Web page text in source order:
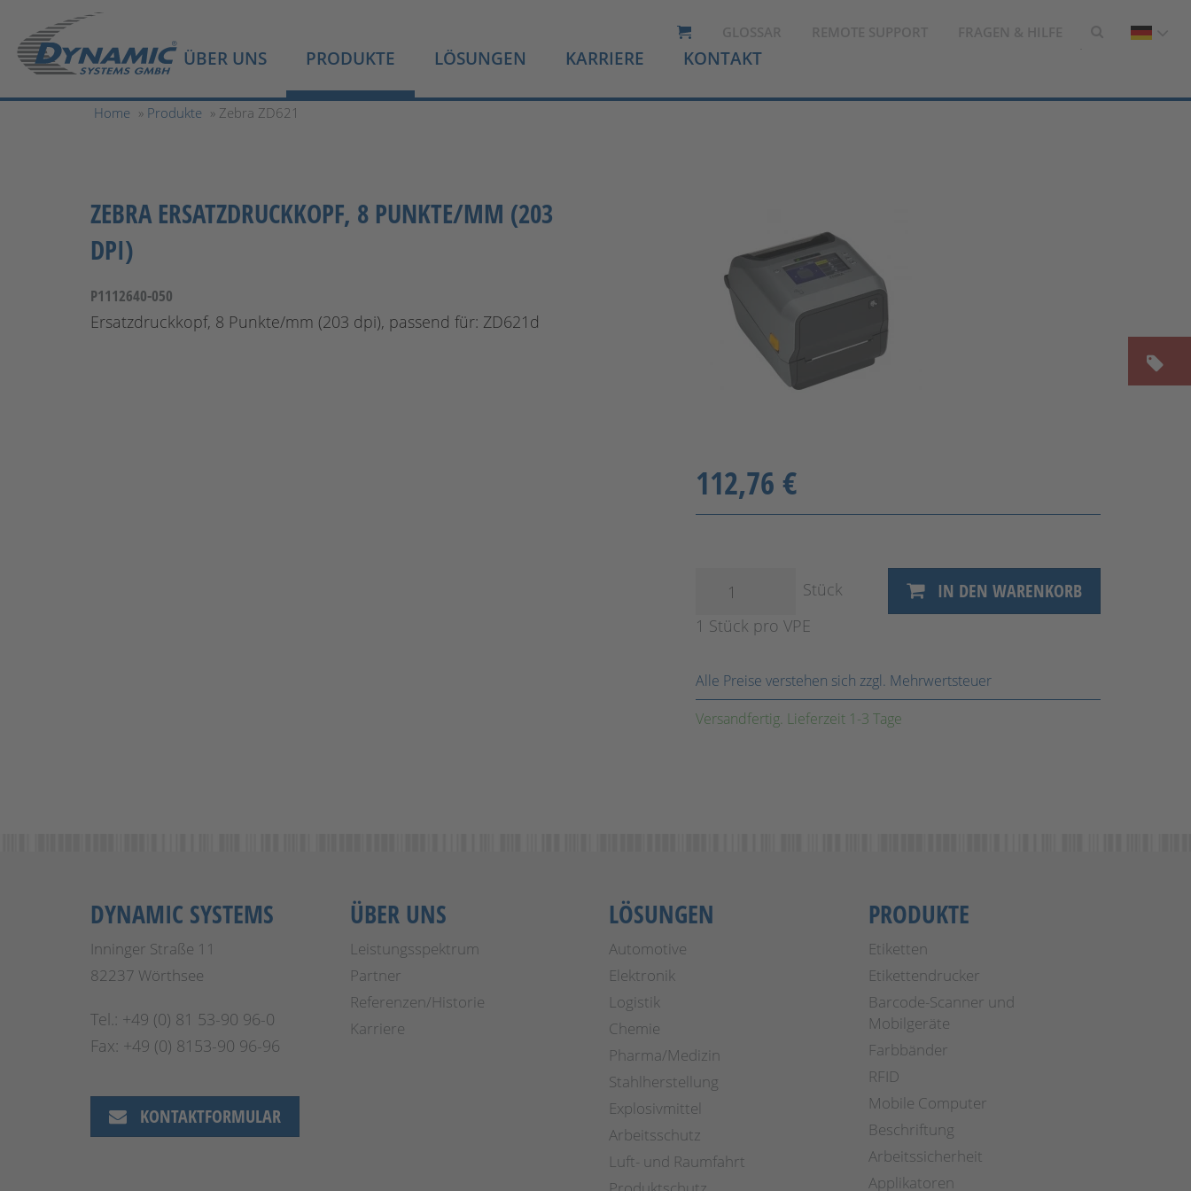
ÜBER UNS PRODUKTE LÖSUNGEN KARRIERE KONTAKT
Home » Produkte » Zebra ZD621
ZEBRA ERSATZDRUCKKOPF, 8 PUNKTE/MM (203
DPI)
P1112640-050
Ersatzdruckkopf, 8 Punkte/mm (203 dpi), passend für: ZD621d
112,76 €
Stück IN DEN WARENKORB
1 Stück pro VPE
Alle Preise verstehen sich zzgl. Mehrwertsteuer
Versandfertig. Lieferzeit 1-3 Tage
DYNAMIC SYSTEMS
Inninger Straße 11
82237 Wörthsee
Tel.: +49 (0) 81 53-90 96-0
Fax: +49 (0) 8153-90 96-96
KONTAKTFORMULAR
ÜBER UNS
Leistungsspektrum
Partner
Referenzen/Historie
Karriere
LÖSUNGEN
Automotive
Elektronik
Logistik
Chemie
Pharma/Medizin
Stahlherstellung
Explosivmittel
Arbeitsschutz
Luft- und Raumfahrt
PRODUKTE
Etiketten
Etikettendrucker
Barcode-Scanner und
Mobilgeräte
Farbbänder
RFID
Mobile Computer
Beschriftung
Arbeitssicherheit
Applikatoren